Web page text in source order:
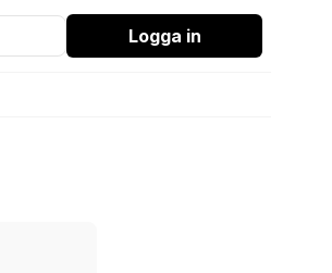
Logga in